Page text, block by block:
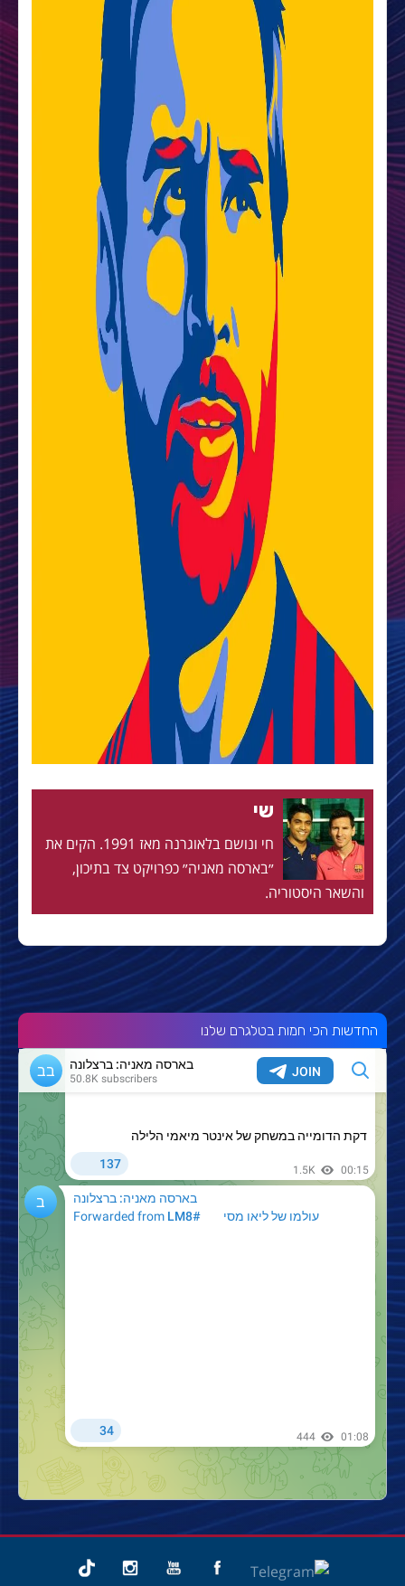
שי
חי ונושם בלאוגרנה מאז 1991. הקים את
״בארסה מאניה״ כפרויקט צד בתיכון,
והשאר היסטוריה.
החדשות הכי חמות בטלגרם שלנו